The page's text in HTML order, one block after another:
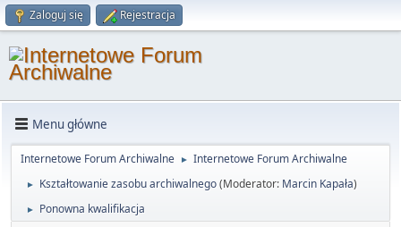
Zaloguj się Rejestracja
Menu główne
Internetowe Forum Archiwalne ► Internetowe Forum Archiwalne
► Kształtowanie zasobu archiwalnego(Moderator: Marcin Kapała)
► Ponowna kwalifikacja